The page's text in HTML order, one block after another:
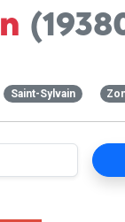
Saint-Sylvain